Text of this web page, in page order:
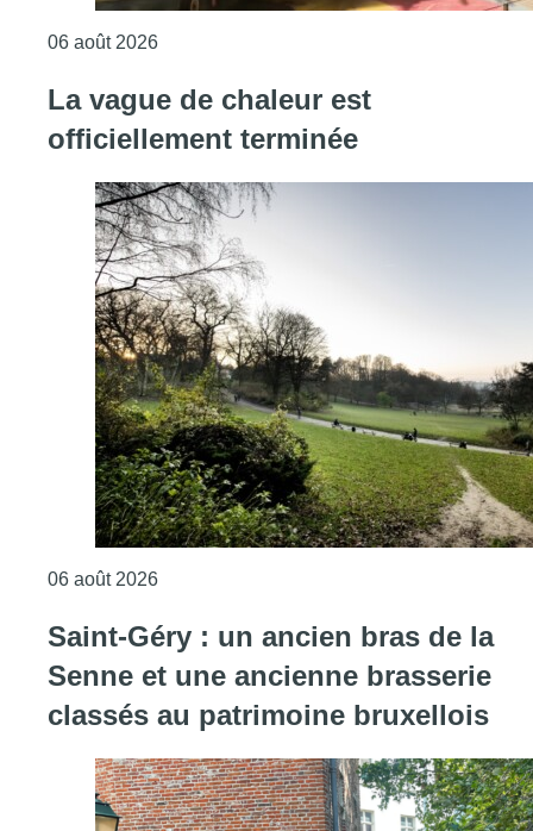
06 août 2026Consulter l'article "À Bruxelles, le blocus
La vague de chaleur est
officiellement terminée
06 août 2026Consulter l'article "La vague de chaleur est
Saint-Géry : un ancien bras de la
Senne et une ancienne brasserie
classés au patrimoine bruxellois